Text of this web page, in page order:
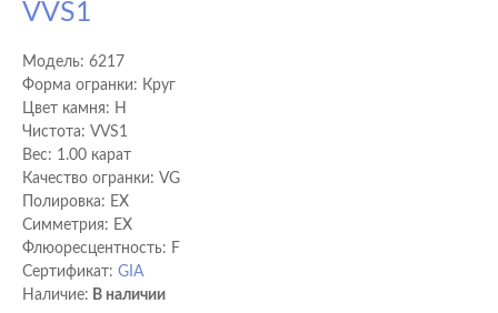
VVS1
Модель: 6217
Форма огранки: Круг
Цвет камня: H
Чистота: VVS1
Вес: 1.00 карат
Качество огранки: VG
Полировка: EX
Cимметрия: EX
Флюоресцентность: F
Сертификат: GIA
Наличие: В наличии